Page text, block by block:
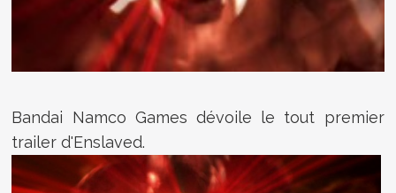
Bandai Namco Games dévoile le tout premier
trailer d'Enslaved.